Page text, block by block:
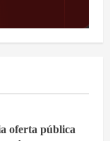
oferta pública